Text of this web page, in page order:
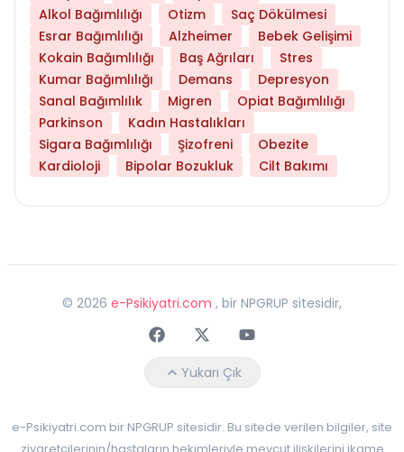
Alkol Bağımlılığı
Otizm
Saç Dökülmesi
Esrar Bağımlılığı
Alzheimer
Bebek Gelişimi
Kokain Bağımlılığı
Baş Ağrıları
Stres
Kumar Bağımlılığı
Demans
Depresyon
Sanal Bağımlılık
Migren
Opiat Bağımlılığı
Parkinson
Kadın Hastalıkları
Sigara Bağımlılığı
Şizofreni
Obezite
Kardioloji
Bipolar Bozukluk Cilt Bakımı
© 2026 e-Psikiyatri.com , bir NPGRUP sitesidir,
FaceebokTwitterYoutube
Yukarı Çık
e-Psikiyatri.com bir NPGRUP sitesidir. Bu sitede verilen bilgiler, site